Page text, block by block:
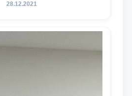
28.12.2021